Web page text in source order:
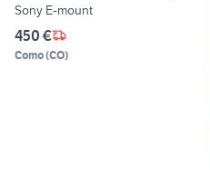
Sony E-mount
450 €
Como(CO)